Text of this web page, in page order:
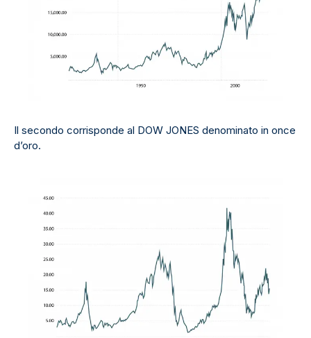
Il secondo corrisponde al DOW JONES denominato in once
d’oro.